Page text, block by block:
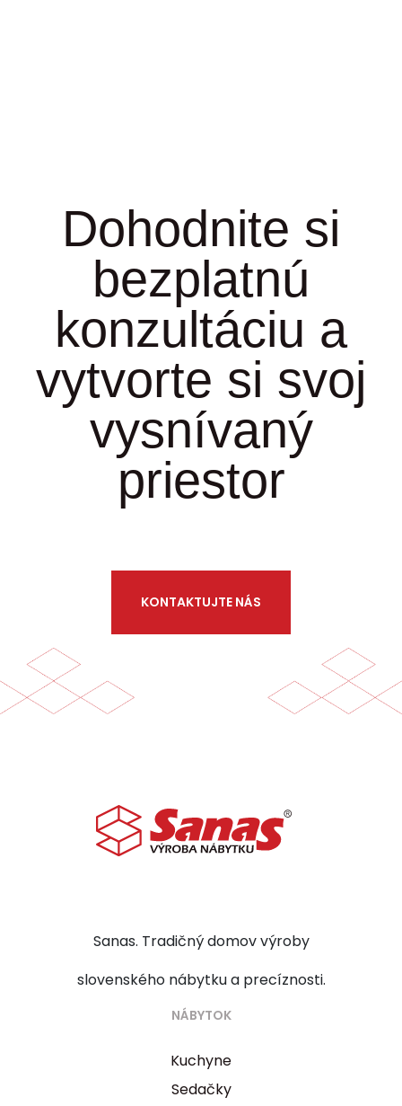
Dohodnite si
bezplatnú
konzultáciu a
vytvorte si svoj
vysnívaný
priestor
KONTAKTUJTE NÁS
Sanas. Tradičný domov výroby
slovenského nábytku a precíznosti.
NÁBYTOK
Kuchyne
Sedačky